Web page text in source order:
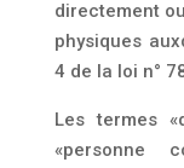
directement
physiques
4 de la loi n°
Les termes
«personne